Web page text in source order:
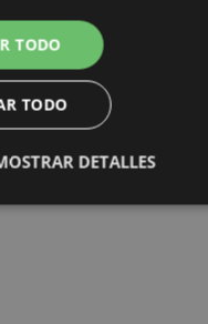
TODO
TODO
DETALLES